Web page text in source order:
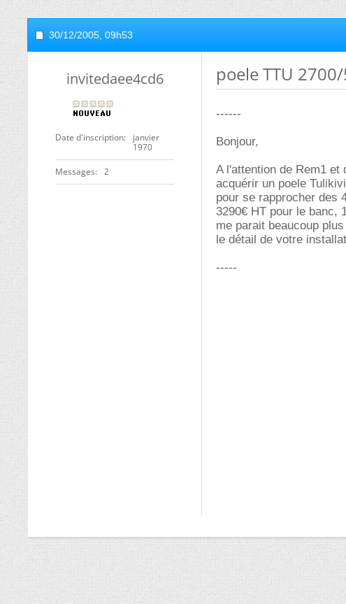
30/12/2005, 09h53
invitedaee4cd6
Date d'inscription
janvier
1970
Messages 2
poele TTU
------
Bonjour,
A l'attention de Rem1
acquérir un poele
pour se rapprocher des
3290€ HT pour le banc,
me parait beaucoup
le détail de votre
-----